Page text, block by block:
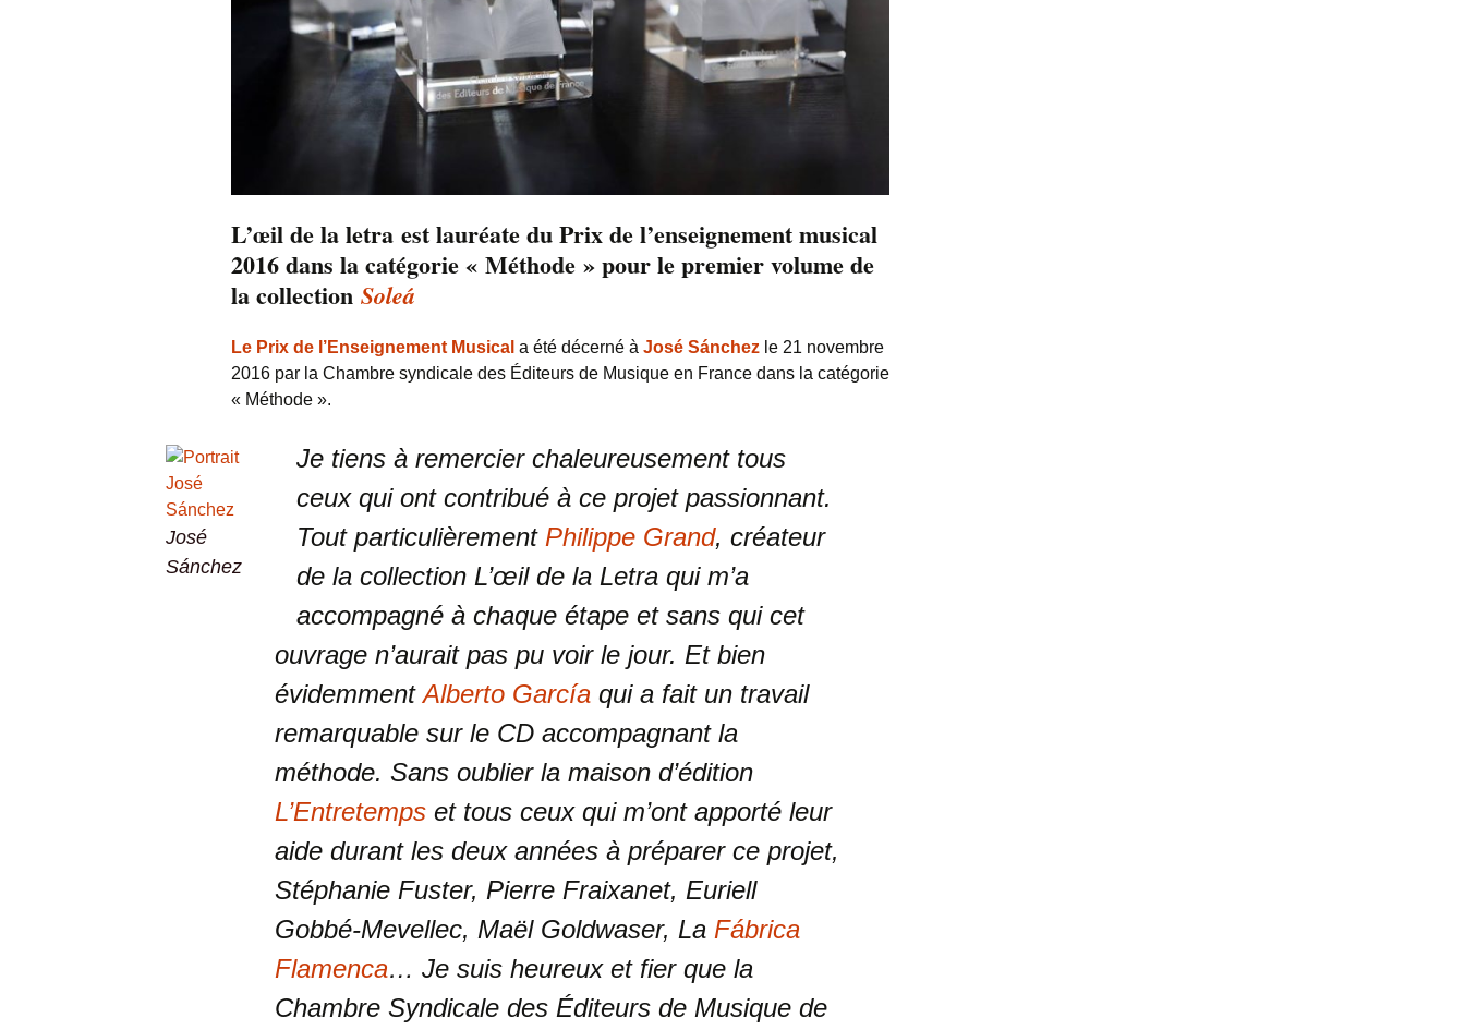
L’œil de la letra est lauréate du Prix de l’enseignement musical
2016 dans la catégorie « Méthode » pour le premier volume de
la collection Soleá
Le Prix de l’Enseignement Musical a été décerné à José Sánchez le 21 novembre
2016 par la Chambre syndicale des Éditeurs de Musique en France dans la catégorie
« Méthode ».
José
Sánchez
Je tiens à remercier chaleureusement tous
ceux qui ont contribué à ce projet passionnant.
Tout particulièrement Philippe Grand, créateur
de la collection L’œil de la Letra qui m’a
accompagné à chaque étape et sans qui cet
ouvrage n’aurait pas pu voir le jour. Et bien
évidemmentAlberto García qui a fait un travail
remarquable sur le CD accompagnant la
méthode. Sans oublier la maison d’édition
L’Entretemps et tous ceux qui m’ont apporté leur
aide durant les deux années à préparer ce projet,
Stéphanie Fuster, Pierre Fraixanet, Euriell
Gobbé-Mevellec, Maël Goldwaser, La Fábrica
Flamenca… Je suis heureux et fier que la
Chambre Syndicale des Éditeurs de Musique de